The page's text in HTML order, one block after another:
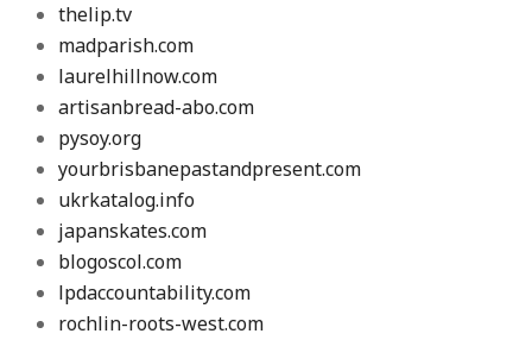
thelip.tv
madparish.com
laurelhillnow.com
artisanbread-abo.com
pysoy.org
yourbrisbanepastandpresent.com
ukrkatalog.info
japanskates.com
blogoscol.com
lpdaccountability.com
rochlin-roots-west.com